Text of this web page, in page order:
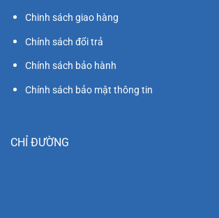
Chinh sách giao hàng
Chính sách đổi trả
Chính sách bảo hành
Chính sách bảo mật thông tin
CHỈ ĐƯỜNG